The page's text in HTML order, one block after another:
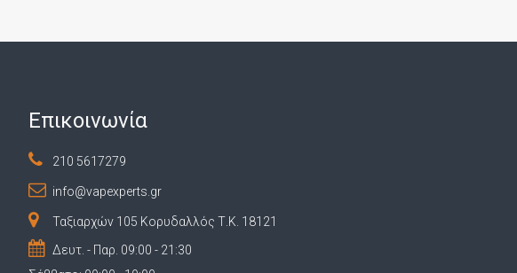
Lauransot Mod
Loud Cloud Mods (LCM)
Mammoth Creations
Minoan Mods
MK Custom Mods
Επικοινωνία
210 5617279
info@vapexperts.gr
Ταξιαρχών 105 Κορυδαλλός Τ.Κ. 18121
Δευτ. - Παρ. 09:00 - 21:30